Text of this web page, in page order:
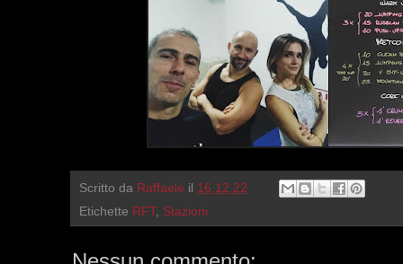
Scritto da Raffaele il 16.12.22
Etichette RFT, Stazioni